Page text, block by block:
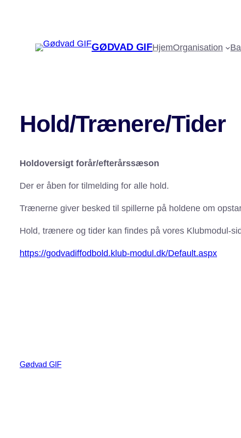
GØDVAD GIFHjemOrganisation
Hold/Trænere/Tider
Holdoversigt forår/efterårssæson
Der er åben for tilmelding for alle hold.
Trænerne giver besked til spillerne på holdene om
Hold, trænere og tider kan findes på vores Klubmodul-
https://godvadiffodbold.klub-modul.dk/Default.aspx
Gødvad GIF